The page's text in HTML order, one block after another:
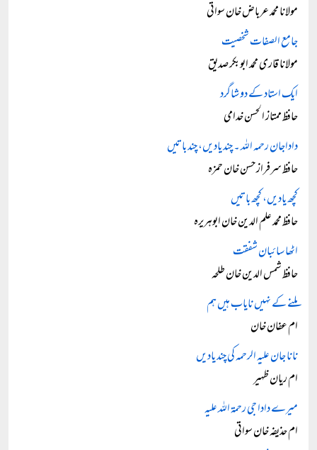
مولانا محمد عرباض خان سواتی
جامع الصفات شخصیت
مولانا قاری محمد ابوبکر صدیق
ایک استاد کے دو شاگرد
حافظ ممتاز الحسن خدامی
داداجان رحمہ اللہ ۔ چند یادیں، چند باتیں
حافظ سرفراز حسن خان حمزہ
کچھ یادیں، کچھ باتیں
حافظ محمد علم الدین خان ابوہریرہ
اٹھا سائبان شفقت
حافظ شمس الدین خان طلحہ
ملنے کے نہیں نایاب ہیں ہم
ام عفان خان
نانا جان علیہ الرحمہ کی چند یادیں
ام ریان ظہیر
میرے دادا جی رحمۃ اللہ علیہ
ام حذیفہ خان سواتی